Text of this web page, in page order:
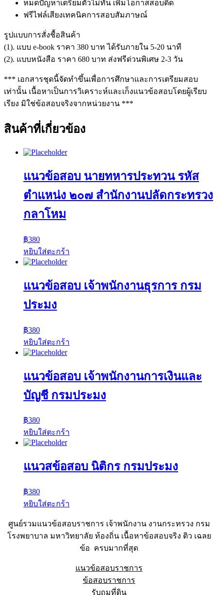
หมดปัญหาเตรียมตัวไม่ทัน เพิ่มโอกาสสอบติด
ฟรีไฟล์เสียงเทคนิคการสอบสัมภาษณ์
รูปแบบการสั่งชื้อสินค้า
(1). แบบ e-book ราคา 380 บาท ได้รับภายใน 5-20 นาที
(2). แบบหนังสือ ราคา 680 บาท ส่งฟรีด่วนพิเศษ 2-3 วัน
*** เอกสารชุดนี้จัดทำขึ้นเพื่อการศึกษาและการเตรียมสอบ
เท่านั้น เนื้อหาเป็นการวิเคราะห์และเก็งแนวข้อสอบโดยผู้เรียบ
เรียง มิใช่ข้อสอบจริงจากหน่วยงาน ***
สินค้าที่เกี่ยวข้อง
แนวข้อสอบ นายทหารประทวน รหัส
ตำแหน่ง ๒๐๗ สำนักงานปลัดกระทรวง
กลาโหม
฿380
หยิบใส่ตะกร้า
แนวข้อสอบ เจ้าพนักงานธุรการ กรม
ประมง
฿380
หยิบใส่ตะกร้า
แนวข้อสอบ เจ้าพนักงานการเงินและ
บัญชี กรมประมง
฿380
หยิบใส่ตะกร้า
แนวสข้อสอบ นิติกร กรมประมง
฿380
หยิบใส่ตะกร้า
ศูนย์รวมแนวข้อสอบราชการ เจ้าพนักงาน งานกระทรวง กรม
โรงพยาบาล มหาวิทยาลัย ท้องถิ่น เนื้อหาข้อสอบจริง ติว เฉลย
ข้อ ครบมากที่สุด
แนวข้อสอบราชการ
ข้อสอบราชการ
รับถมที่ดิน